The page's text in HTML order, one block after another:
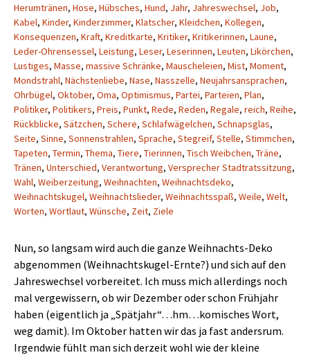
Herumtränen, Hose, Hübsches, Hund, Jahr, Jahreswechsel, Job,
Kabel, Kinder, Kinderzimmer, Klatscher, Kleidchen, Kollegen,
Konsequenzen, Kraft, Kreditkarte, Kritiker, Kritikerinnen, Laune,
Leder-Ohrensessel, Leistung, Leser, Leserinnen, Leuten, Likörchen,
Lustiges, Masse, massive Schränke, Mauscheleien, Mist, Moment,
Mondstrahl, Nächstenliebe, Nase, Nasszelle, Neujahrsansprachen,
Ohrbügel, Oktober, Oma, Optimismus, Partei, Parteien, Plan,
Politiker, Politikers, Preis, Punkt, Rede, Reden, Regale, reich, Reihe,
Rückblicke, Sätzchen, Schere, Schlafwägelchen, Schnapsglas,
Seite, Sinne, Sonnenstrahlen, Sprache, Stegreif, Stelle, Stimmchen,
Tapeten, Termin, Thema, Tiere, Tierinnen, Tisch Weibchen, Träne,
Tränen, Unterschied, Verantwortung, Versprecher Stadtratssitzung,
Wahl, Weiberzeitung, Weihnachten, Weihnachtsdeko,
Weihnachtskugel, Weihnachtslieder, Weihnachtsspaß, Weile, Welt,
Worten, Wortlaut, Wünsche, Zeit, Ziele
Nun, so langsam wird auch die ganze Weihnachts-Deko
abgenommen (Weihnachtskugel-Ernte?) und sich auf den
Jahreswechsel vorbereitet. Ich muss mich allerdings noch
mal vergewissern, ob wir Dezember oder schon Frühjahr
haben (eigentlich ja „Spätjahr“…hm…komisches Wort,
weg damit). Im Oktober hatten wir das ja fast andersrum.
Irgendwie fühlt man sich derzeit wohl wie der kleine